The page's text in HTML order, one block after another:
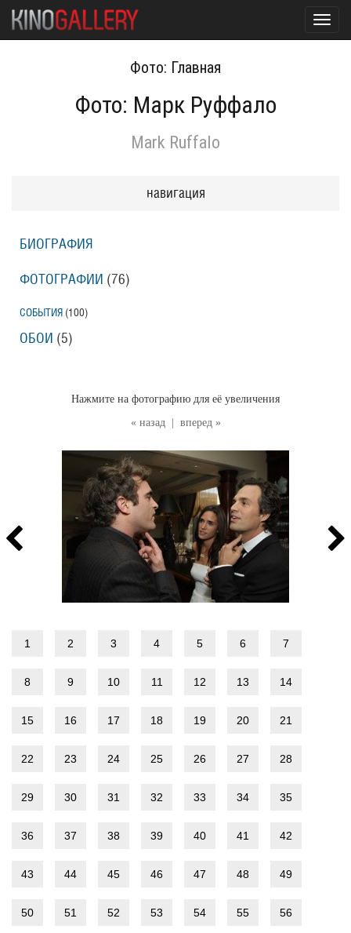
Фото: Главная
Фото: Марк Руффало
Mark Ruffalo
« назад вперед »
Нажмите на фотографию для её увеличения
1 2 3 4 5 6 7
8 9 10 11 12 13 14
15 16 17 18 19 20 21
22 23 24 25 26 27 28
29 30 31 32 33 34 35
36 37 38 39 40 41 42
43 44 45 46 47 48 49
50 51 52 53 54 55 56
навигация
БИОГРАФИЯ
ФОТОГРАФИИ (76)
СОБЫТИЯ (100)
ОБОИ (5)